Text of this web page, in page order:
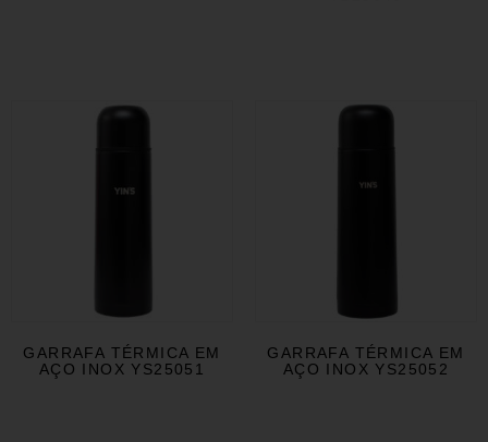
GARRAFA TÉRMICA EM
AÇO INOX YS25051
GARRAFA TÉRMICA EM
AÇO INOX YS25052